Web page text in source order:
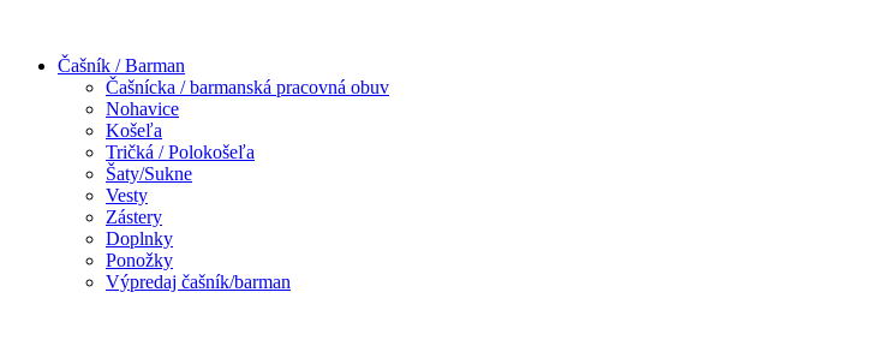
Čašník / Barman
Čašnícka / barmanská pracovná obuv
Nohavice
Košeľa
Tričká / Polokošeľa
Šaty/Sukne
Vesty
Zástery
Doplnky
Ponožky
Výpredaj čašník/barman